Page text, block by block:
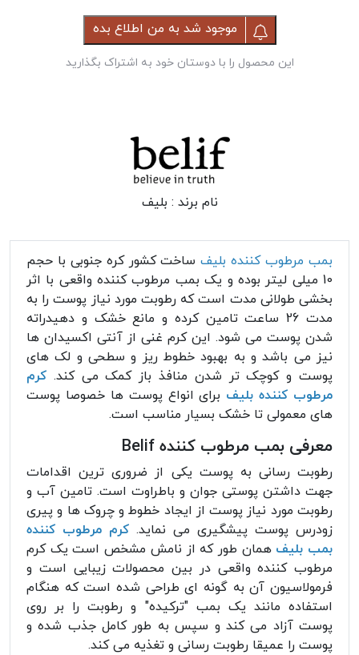
موجود شد به من اطلاع بده
این محصول را با دوستان خود به اشتراک بگذارید
نام برند : بلیف
بمب مرطوب کننده بلیفساخت کشور کره جنوبی با حجم
10 میلی لیتر بوده و یک بمب مرطوب کننده واقعی با اثر
بخشی طولانی مدت است که رطوبت مورد نیاز پوست را به
مدت 26 ساعت تامین کرده و مانع خشک و دهیدراته
شدن پوست می شود. این کرم غنی از آنتی اکسیدان ها
نیز می باشد و به بهبود خطوط ریز و سطحی و لک های
پوست و کوچک تر شدن منافذ باز کمک می کند. کرم
مرطوب کننده بلیف برای انواع پوست ها خصوصا پوست
های معمولی تا خشک بسیار مناسب است.
معرفی بمب مرطوب کننده Belif
رطوبت رسانی به پوست یکی از ضروری ترین اقدامات
جهت داشتن پوستی جوان و باطراوت است. تامین آب و
رطوبت مورد نیاز پوست از ایجاد خطوط و چروک ها و پیری
زودرس پوست پیشگیری می نماید. کرم مرطوب کننده
بمب بلیف همان طور که از نامش مشخص است یک کرم
مرطوب کننده واقعی در بین محصولات زیبایی است و
فرمولاسیون آن به گونه ای طراحی شده است که هنگام
استفاده مانند یک بمب "ترکیده" و رطوبت را بر روی
پوست آزاد می کند و سپس به طور کامل جذب شده و
پوست را عمیقا رطوبت رسانی و تغذیه می کند.